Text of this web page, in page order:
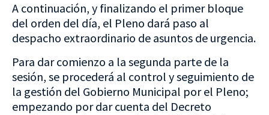
A continuación, y finalizando el primer bloque
del orden del día, el Pleno dará paso al
despacho extraordinario de asuntos de urgencia.
Para dar comienzo a la segunda parte de la
sesión, se procederá al control y seguimiento de
la gestión del Gobierno Municipal por el Pleno;
empezando por dar cuenta del Decreto